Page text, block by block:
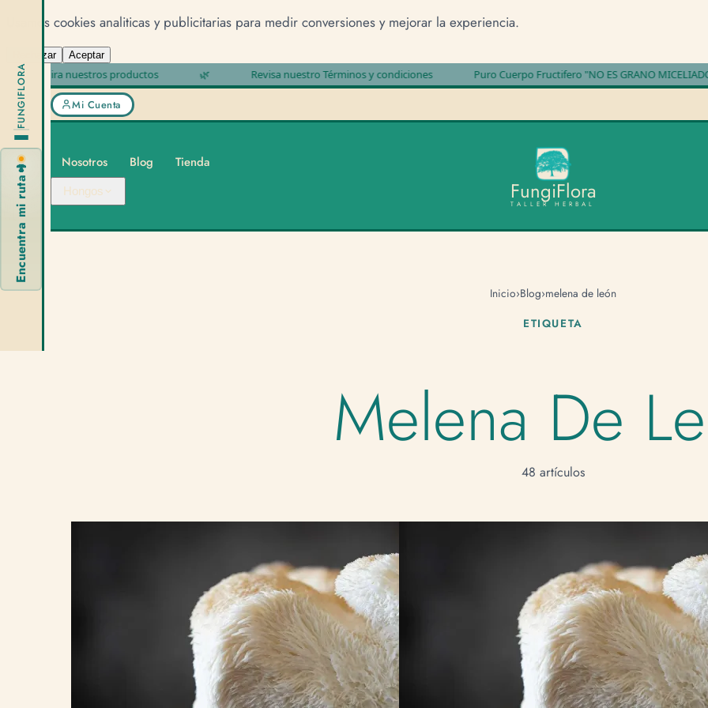
Usamos cookies analiticas y publicitarias para medir conversiones y mejorar la experiencia.
Rechazar Aceptar
FUNGIFLORA
🍄
Encuentra mi ruta
Mira nuestros productos Revisa nuestro Términos y condiciones Puro Cuerpo Fructifero "NO ES GRANO MICELIADO"
Mi Cuenta
Nosotros Blog Tienda
Hongos FungiFlora
TALLER HERBAL
Inicio›Blog›melena de león
ETIQUETA
Melena De
48 artículos